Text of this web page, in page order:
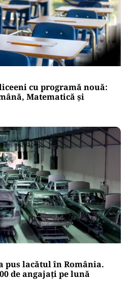
cu programă nouă:
Matematică și
pus lacătul în România.
de angajați pe lună